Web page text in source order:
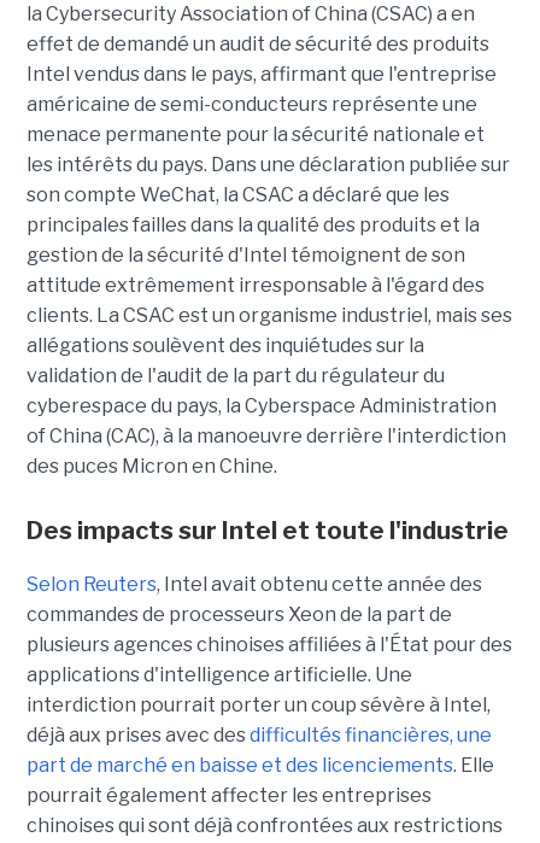
la Cybersecurity Association of China (CSAC) a en
effet de demandé un audit de sécurité des produits
Intel vendus dans le pays, affirmant que l'entreprise
américaine de semi-conducteurs représente une
menace permanente pour la sécurité nationale et
les intérêts du pays. Dans une déclaration publiée sur
son compte WeChat, la CSAC a déclaré que les
principales failles dans la qualité des produits et la
gestion de la sécurité d'Intel témoignent de son
attitude extrêmement irresponsable à l'égard des
clients. La CSAC est un organisme industriel, mais ses
allégations soulèvent des inquiétudes sur la
validation de l'audit de la part du régulateur du
cyberespace du pays, la Cyberspace Administration
of China (CAC), à la manoeuvre derrière l'interdiction
des puces Micron en Chine.
Des impacts sur Intel et toute l'industrie
Selon Reuters, Intel avait obtenu cette année des
commandes de processeurs Xeon de la part de
plusieurs agences chinoises affiliées à l'État pour des
applications d'intelligence artificielle. Une
interdiction pourrait porter un coup sévère à Intel,
déjà aux prises avec desdifficultés financières, une
part de marché en baisse et des licenciements. Elle
pourrait également affecter les entreprises
chinoises qui sont déjà confrontées aux restrictions